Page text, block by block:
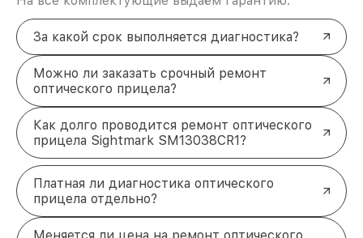
За какой срок выполняется диагностика?
Можно ли заказать срочный ремонт
оптического прицела?
Как долго проводится ремонт оптического
прицела Sightmark SM13038CR1?
Платная ли диагностика оптического
прицела отдельно?